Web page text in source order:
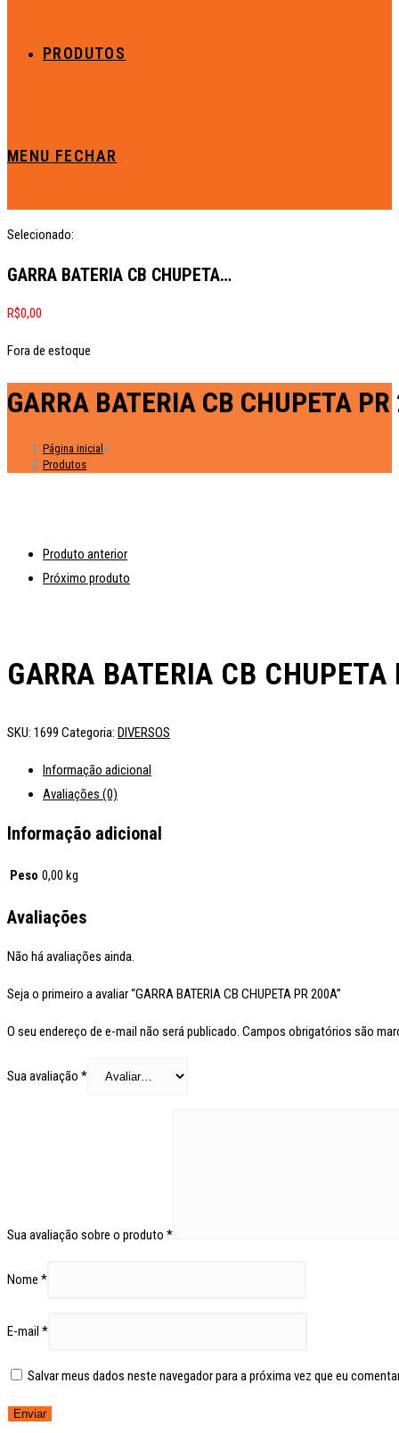
PRODUTOS
MENU FECHAR
Selecionado:
GARRA BATERIA CB CHUPETA…
R$0,00
Fora de estoque
GARRA BATERIA CB CHUPETA
Página inicial >
Produtos
Produto anterior
Próximo produto
GARRA BATERIA CB
SKU: 1699 Categoria: DIVERSOS
Informação adicional
Avaliações (0)
Informação adicional
Peso 0,00 kg
Avaliações
Não há avaliações ainda.
Seja o primeiro a avaliar “GARRA BATERIA CB CHUPETA PR 200A”
O seu endereço de e-mail não será publicado. Campos obrigatórios são
Sua avaliação *
Sua avaliação sobre o produto *
Nome *
E-mail *
Salvar meus dados neste navegador para a próxima vez que eu